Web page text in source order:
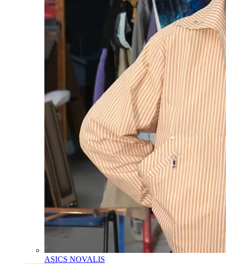
ASICS NOVALIS